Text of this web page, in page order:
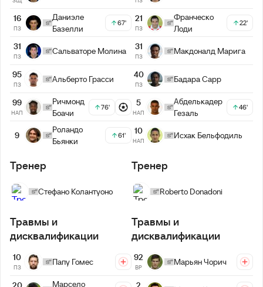
16
ПЗ
Даниэле
Базелли
67'
31
ПЗ
Сальваторе Молина
95
ПЗ
Альберто Грасси
99
НАП
Ричмонд
Боачи
76'
9
Роландо
Бьянки
61'
21
ПЗ
Франческо
Лоди
22'
31
ПЗ
Макдоналд Марига
40
ПЗ
Бадара Сарр
5
НАП
Абделькадер
Гезаль
46'
10
НАП
Исхак Бельфодиль
Тренер
Стефано Колантуоно
Тренер
Roberto Donadoni
Травмы и
дисквалификации
10
ПЗ
Папу Гомес
Марсело
Травмы и
дисквалификации
92
ВР
Марьян Чорич